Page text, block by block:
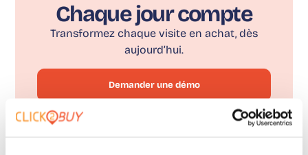
Chaque jour compte
Transformez chaque visite en achat, dès
aujourd’hui.
Demander une démo